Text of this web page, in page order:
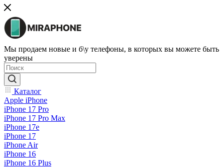
Мы продаем новые и б\у телефоны, в которых вы можете быть
уверены
Каталог
Apple iPhone
iPhone 17 Pro
iPhone 17 Pro Max
iPhone 17e
iPhone 17
iPhone Air
iPhone 16
iPhone 16 Plus